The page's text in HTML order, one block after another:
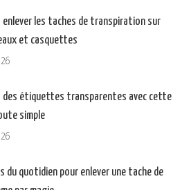
enlever les taches de transpiration sur
et casquettes
des étiquettes transparentes avec cette
simple
du quotidien pour enlever une tache de